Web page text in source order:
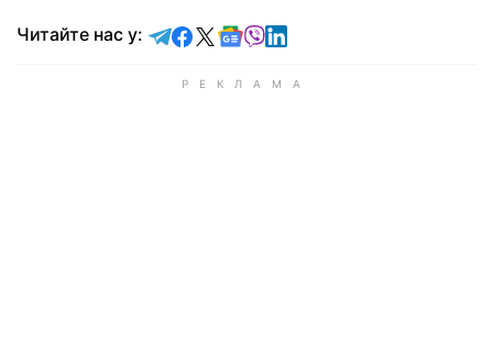
Читайте нас у: Читайте у Telegram
Читайте у Facebook
Читайте у X
Читайте у Google news
Читайте у Viber
Читайте у LinkedIn